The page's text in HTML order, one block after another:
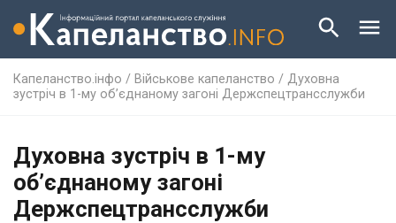
Капеланство.інфо / Військове капеланство / Духовна
зустріч в 1-му об’єднаному загоні Держспецтрансслужби
Духовна зустріч в 1-му
об’єднаному загоні
Держспецтрансслужби